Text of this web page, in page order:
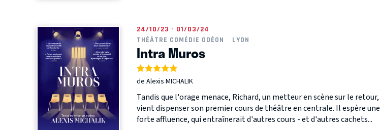
24/10/23 - 01/03/24
THÉÂTRE COMÉDIE ODÉON
LYON
Intra Muros
de Alexis MICHALIK
Tandis que l'orage menace, Richard, un metteur en scène sur le retour,
vient dispenser son premier cours de théâtre en centrale. Il espère une
forte affluence, qui entraînerait d'autres cours - et d'autres cachets...